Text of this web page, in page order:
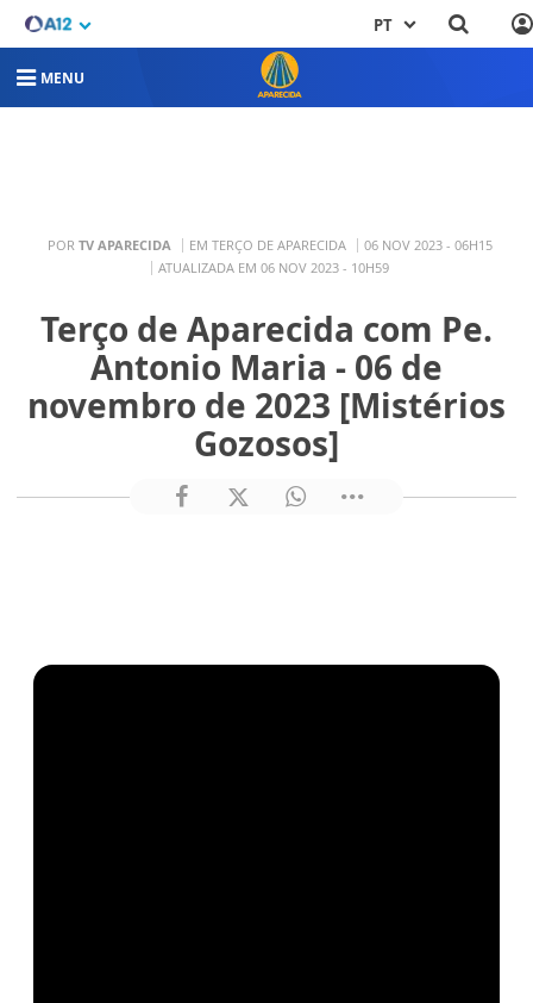
PT
MENU
POR TV APARECIDA EM TERÇO DE APARECIDA
06 NOV 2023 - 06H15
ATUALIZADA EM 06 NOV 2023 - 10H59
Terço de Aparecida com Pe.
Antonio Maria - 06 de
novembro de 2023 [Mistérios
Gozosos]